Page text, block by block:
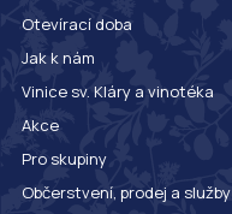
Otevírací doba
Jak k nám
Vinice sv. Kláry a vinotéka
Akce
Pro skupiny
Občerstvení, prodej a služby